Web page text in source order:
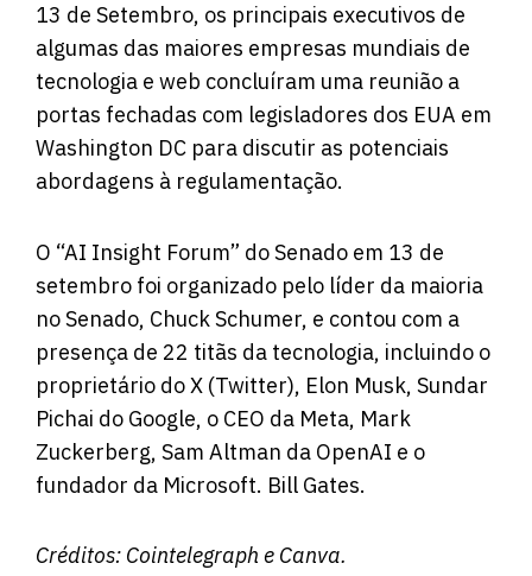
13 de Setembro, os principais executivos de
algumas das maiores empresas mundiais de
tecnologia e web concluíram uma reunião a
portas fechadas com legisladores dos EUA em
Washington DC para discutir as potenciais
abordagens à regulamentação.
O “AI Insight Forum” do Senado em 13 de
setembro foi organizado pelo líder da maioria
no Senado, Chuck Schumer, e contou com a
presença de 22 titãs da tecnologia, incluindo o
proprietário do X (Twitter), Elon Musk, Sundar
Pichai do Google, o CEO da Meta, Mark
Zuckerberg, Sam Altman da OpenAI e o
fundador da Microsoft. Bill Gates.
Créditos: Cointelegraph e Canva.